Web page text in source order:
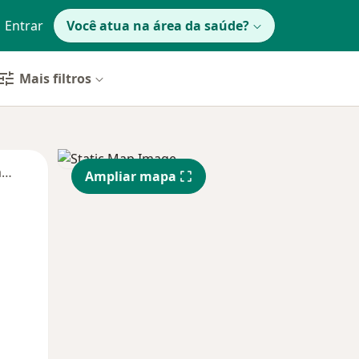
Entrar Você atua na área da saúde?
Mais filtros
Segunda-feira Qua
12 Ago
Qui,
13 Ago
Ampliar mapa